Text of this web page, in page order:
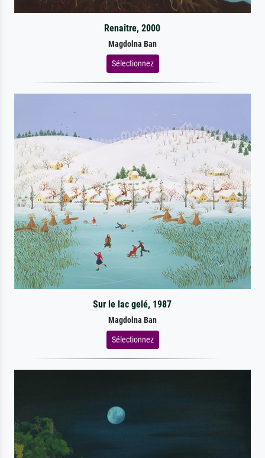
Renaître, 2000
Magdolna Ban
Sélectionnez
Sur le lac gelé, 1987
Magdolna Ban
Sélectionnez